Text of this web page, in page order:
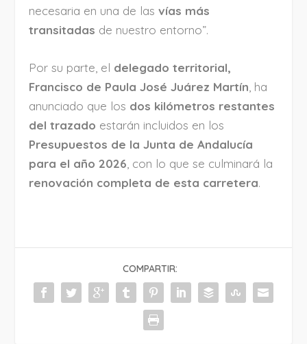
necesaria en una de lasvías más
transitadas de nuestro entorno”.
Por su parte, el delegado territorial,
Francisco de Paula José Juárez Martín, ha
anunciado que los dos kilómetros restantes
del trazado estarán incluidos en los
Presupuestos de la Junta de Andalucía
para el año 2026, con lo que se culminará la
renovación completa de esta carretera.
COMPARTIR: